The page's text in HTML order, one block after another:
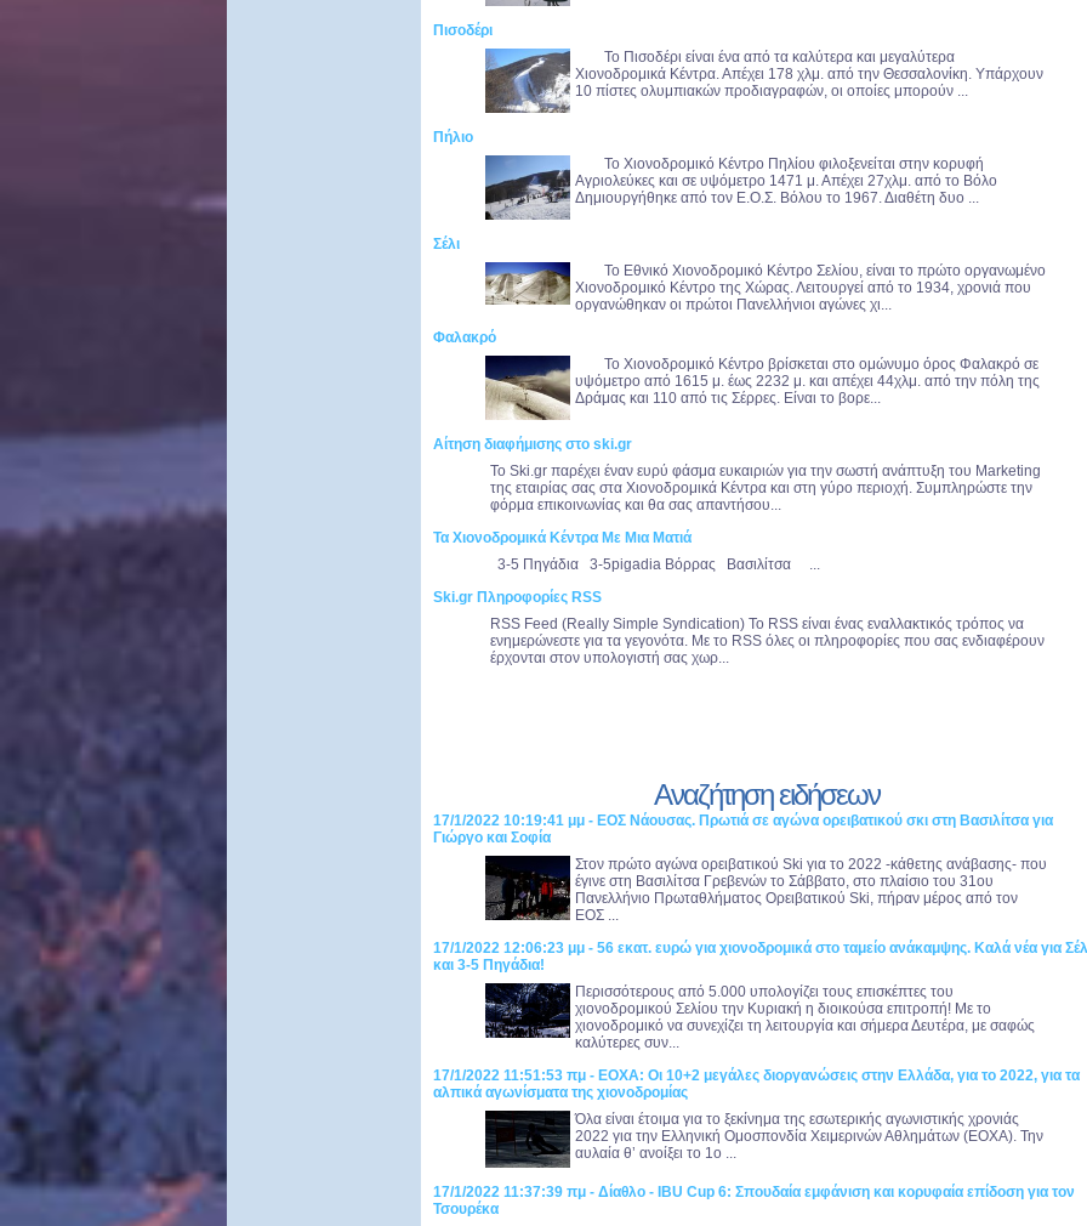
Πισοδέρι
Το Πισοδέρι είναι ένα από τα καλύτερα και μεγαλύτερα
Χιονοδρομικά Κέντρα. Απέχει 178 χλμ. από την Θεσσαλονίκη. Υπάρχουν
10 πίστες ολυμπιακών προδιαγραφών, οι οποίες μπορούν ...
Πήλιο
Το Χιονοδρομικό Κέντρο Πηλίου φιλοξενείται στην κορυφή
Αγριολεύκες και σε υψόμετρο 1471 μ. Απέχει 27χλμ. από το Βόλο
Δημιουργήθηκε από τον Ε.Ο.Σ. Βόλου το 1967. Διαθέτη δυο ...
Σέλι
Το Εθνικό Χιονοδρομικό Κέντρο Σελίου, είναι το πρώτο οργανωμένο
Χιονοδρομικό Κέντρο της Χώρας. Λειτουργεί από το 1934, χρονιά που
οργανώθηκαν οι πρώτοι Πανελλήνιοι αγώνες χι...
Φαλακρό
Το Χιονοδρομικό Κέντρο βρίσκεται στο ομώνυμο όρος Φαλακρό σε
υψόμετρο από 1615 μ. έως 2232 μ. και απέχει 44χλμ. από την πόλη της
Δράμας και 110 από τις Σέρρες. Eίναι το βορε...
Αίτηση διαφήμισης στο ski.gr
Το Ski.gr παρέχει έναν ευρύ φάσμα ευκαιριών για την σωστή ανάπτυξη του Marketing
της εταιρίας σας στα Χιονοδρομικά Κέντρα και στη γύρο περιοχή. Συμπληρώστε την
φόρμα επικοινωνίας και θα σας απαντήσου...
Τα Χιονοδρομικά Κέντρα Με Μια Ματιά
3-5 Πηγάδια 3-5pigadia Βόρρας Βασιλίτσα ...
Ski.gr Πληροφορίες RSS
RSS Feed (Really Simple Syndication) Το RSS είναι ένας εναλλακτικός τρόπος να
ενημερώνεστε για τα γεγονότα. Με το RSS όλες οι πληροφορίες που σας ενδιαφέρουν
έρχονται στον υπολογιστή σας χωρ...
Αναζήτηση ειδήσεων
17/1/2022 10:19:41 μμ - ΕΟΣ Νάουσας. Πρωτιά σε αγώνα ορειβατικού σκι στη Βασιλίτσα για
Γιώργο και Σοφία
Στον πρώτο αγώνα ορειβατικού Ski για το 2022 -κάθετης ανάβασης- που
έγινε στη Βασιλίτσα Γρεβενών το Σάββατο, στο πλαίσιο του 31ου
Πανελλήνιο Πρωταθλήματος Ορειβατικού Ski, πήραν μέρος από τον
ΕΟΣ ...
17/1/2022 12:06:23 μμ - 56 εκατ. ευρώ για χιονοδρομικά στο ταμείο ανάκαμψης. Καλά νέα για
και 3-5 Πηγάδια!
Περισσότερους από 5.000 υπολογίζει τους επισκέπτες του
χιονοδρομικού Σελίου την Κυριακή η διοικούσα επιτροπή! Με το
χιονοδρομικό να συνεχίζει τη λειτουργία και σήμερα Δευτέρα, με σαφώς
καλύτερες συν...
17/1/2022 11:51:53 πμ - ΕΟΧΑ: Οι 10+2 μεγάλες διοργανώσεις στην Ελλάδα, για το 2022, για τα
αλπικά αγωνίσματα της χιονοδρομίας
Όλα είναι έτοιμα για το ξεκίνημα της εσωτερικής αγωνιστικής χρονιάς
2022 για την Ελληνική Ομοσπονδία Χειμερινών Αθλημάτων (ΕΟΧΑ). Την
αυλαία θ’ ανοίξει το 1ο ...
17/1/2022 11:37:39 πμ - Δίαθλο - IBU Cup 6: Σπουδαία εμφάνιση και κορυφαία επίδοση για τον
Τσουρέκα